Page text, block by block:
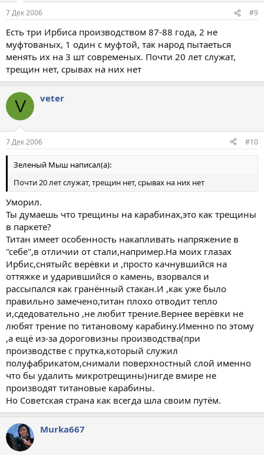
7 Дек 2006 #9
Есть три Ирбиса производством 87-88 года, 2 не
муфтованых, 1 один с муфтой, так народ пытаеться
менять их на 3 шт современых. Почти 20 лет служат,
трещин нет, срывах на них нет
V veter
7 Дек 2006 #10
Зеленый Мыш написал(а):
Почти 20 лет служат, трещин нет, срывах на них нет
Уморил.
Ты думаешь что трещины на карабинах,это как трещины
в паркете?
Титан имеет особенность накапливать напряжение в
"себе",в отличии от стали,например.На моих глазах
Ирбис,снятыйс верёвки и ,просто качнувшийся на
оттяжке и ударившийся о камень, взорвался и
рассыпался как гранённый стакан.И ,как уже было
правильно замечено,титан плохо отводит тепло
и,сдедовательно ,не любит трение.Вернее верёвки не
любят трение по титановому карабину.Именно по этому
,а ещё из-за дороговизны производства(при
производстве с прутка,который служил
полуфабрикатом,снимали поверхностный слой именно
что бы удалить микротрещины)нигде вмире не
производят титановые карабины.
Но Советская страна как всегда шла своим путём.
Murka667